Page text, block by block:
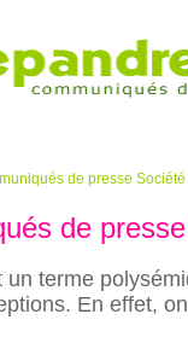
de presse Société
de
un terme
En effet,